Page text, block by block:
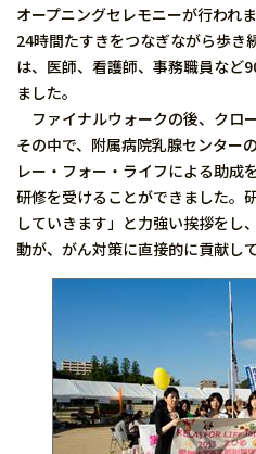
オープニングセレモニーが行われ
24時間たすきをつなぎながら歩き
は、医師、看護師、事務職員など
ました。
ファイナルウォークの後、クロ
その中で、附属病院乳腺センター
レー・フォー・ライフによる助成
研修を受けることができました。
していきます」と力強い挨拶をし
動が、がん対策に直接的に貢献し